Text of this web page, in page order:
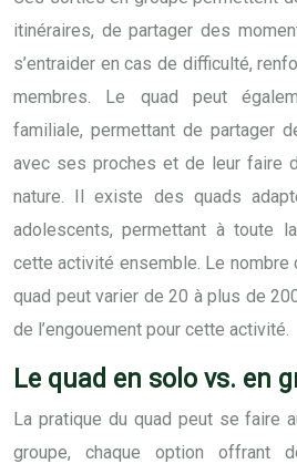
itinéraires, de partager des
s’entraider en cas de difficulté,
membres. Le quad peut
familiale, permettant de partager
avec ses proches et de leur faire
nature. Il existe des quads
adolescents, permettant à toute
cette activité ensemble. Le nombre
quad peut varier de 20 à plus de
de l’engouement pour cette activité.
Le quad en solo vs. en
La pratique du quad peut se faire
groupe, chaque option offrant